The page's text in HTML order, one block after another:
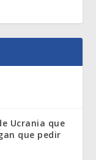
Ucrania que
que pedir